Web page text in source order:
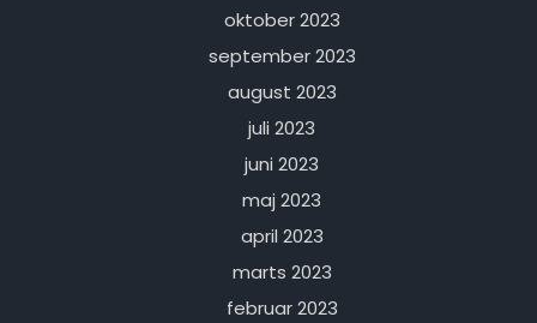
oktober 2023
september 2023
august 2023
juli 2023
juni 2023
maj 2023
april 2023
marts 2023
februar 2023